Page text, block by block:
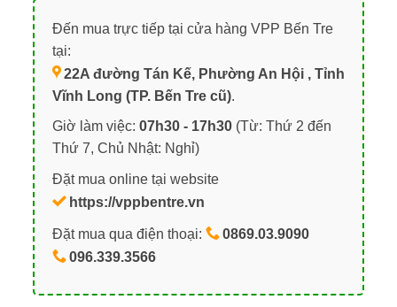
Đến mua trực tiếp tại cửa hàng VPP Bến Tre
tại:
22A đường Tán Kế, Phường An Hội , Tỉnh
Vĩnh Long (TP. Bến Tre cũ).
Giờ làm việc: 07h30 - 17h30(Từ: Thứ 2 đến
Thứ 7, Chủ Nhật: Nghỉ)
Đặt mua online tại website
https://vppbentre.vn
Đặt mua qua điện thoại:
0869.03.9090
096.339.3566